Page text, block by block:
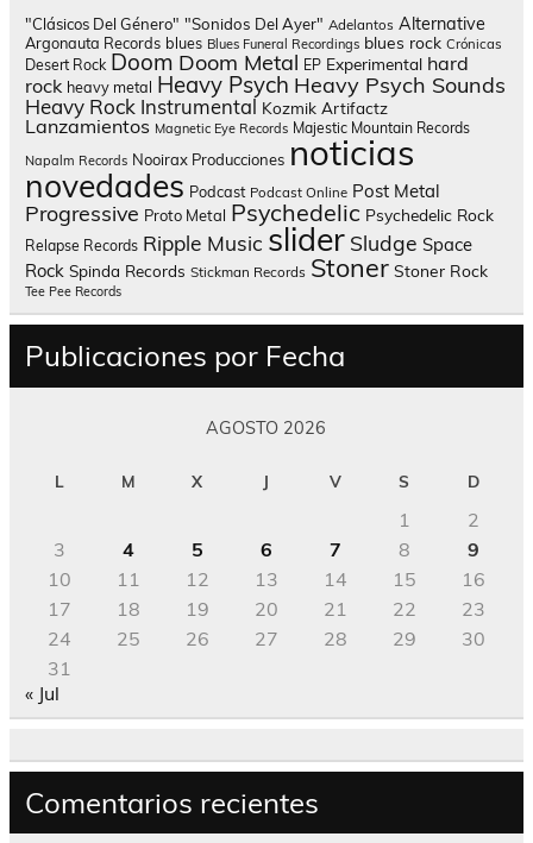
"Clásicos Del Género" "Sonidos Del Ayer" Adelantos Alternative
Argonauta Records blues Blues Funeral Recordings blues rock Crónicas
Desert Rock Doom Doom Metal EP Experimental hard
rock heavy metal Heavy Psych Heavy Psych Sounds
Heavy Rock Instrumental Kozmik Artifactz
Lanzamientos Magnetic Eye Records Majestic Mountain Records
Napalm Records Nooirax Producciones noticias
novedades Podcast Podcast Online Post Metal
Progressive Proto Metal Psychedelic Psychedelic Rock
Relapse Records Ripple Music slider Sludge Space
Rock Spinda Records Stickman Records Stoner Stoner Rock
Tee Pee Records
Publicaciones por Fecha
AGOSTO 2026
L M X J V S D
1
2
3
4 5 6 7 8
9
10
11 12 13 14 15
16
17
18 19 20 21 22
23
24
25 26 27 28 29
30
31
« Jul
Comentarios recientes